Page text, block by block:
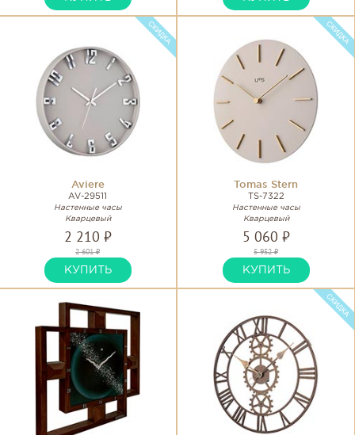
Aviere
AV-29511
Настенные часы
Кварцевый
2 210 ₽
2 601 ₽
КУПИТЬ
Tomas Stern
TS-7322
Настенные часы
Кварцевый
5 060 ₽
5 952 ₽
КУПИТЬ